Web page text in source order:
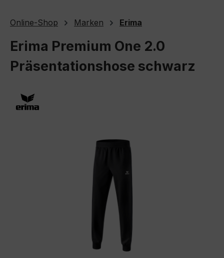
Online-Shop Marken Erima
Erima Premium One 2.0
Präsentationshose schwarz
Bildergalerie überspringen